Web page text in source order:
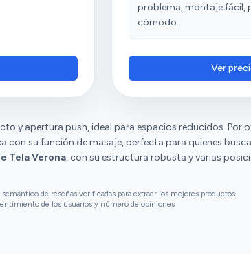
problema, montaje fácil,
cómodo.
Ver
y apertura push, ideal para espacios reducidos. Por
con su función de masaje, perfecta para quienes
Tela Verona, con su estructura robusta y varias
de reseñas verificadas para extraer los mejores productos
de los usuarios y número de opiniones